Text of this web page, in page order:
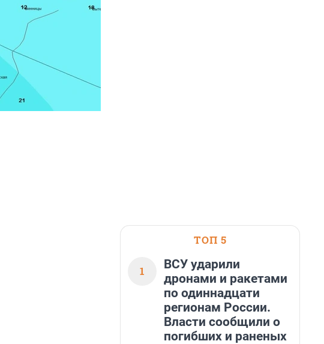
ТОП 5
1
ВСУ ударили
дронами и ракетами
по одиннадцати
регионам России.
Власти сообщили о
погибших и раненых